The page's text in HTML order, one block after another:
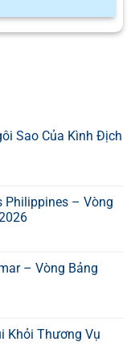
Sao Của Kình Địch
Philippines – Vòng
– Vòng Bảng
Khỏi Thương Vụ